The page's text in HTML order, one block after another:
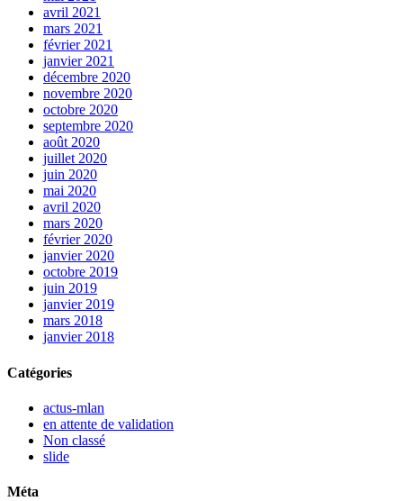
avril 2021
mars 2021
février 2021
janvier 2021
décembre 2020
novembre 2020
octobre 2020
septembre 2020
août 2020
juillet 2020
juin 2020
mai 2020
avril 2020
mars 2020
février 2020
janvier 2020
octobre 2019
juin 2019
janvier 2019
mars 2018
janvier 2018
Catégories
actus-mlan
en attente de validation
Non classé
slide
Méta